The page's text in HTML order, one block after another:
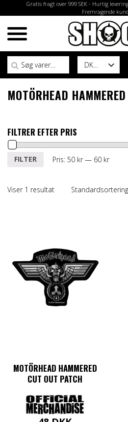
Gratis fragt over 999 SEK - Hurtig
Fremragende
DK
Søg efter:
MOTÖRHEAD
FILTRER EFTER PRIS
Mindste
Højeste
FILTER Pris: 50 kr— 60 kr
Viser 1 resultat
MOTÖRHEAD HAMMERED
CUT OUT PATCH